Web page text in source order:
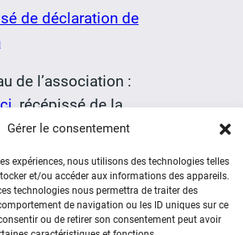
Gérer le consentement
expériences, nous utilisons des technologies telles
et/ou accéder aux informations des appareils.
technologies nous permettra de traiter des
de navigation ou les ID uniques sur ce
ou de retirer son consentement peut avoir
de déclaration de
de l’association :
, récépissé de la
cliquer ici